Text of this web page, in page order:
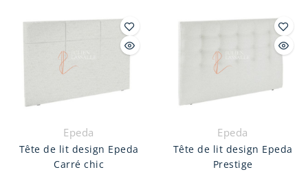
particules et mousse
Personnalisez votre tête
de lit avec 10 coloris
aux choix. Tissu 100%
coton 1/2 natté. Modèle
à fixer au sommier par
glissières. Hauteur total
de la tête de lit : 120
Epeda
Tête de lit design Epeda
Carré chic
Epeda
Tête de lit design Epeda
Prestige